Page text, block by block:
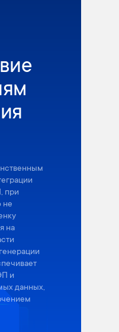
при
не
на
и
данных,